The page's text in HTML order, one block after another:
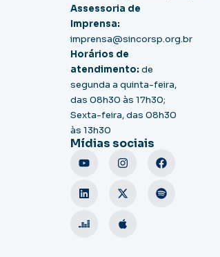
Assessoria de
Imprensa:
imprensa@sincorsp.org.br
Horários de
atendimento: de
segunda a quinta-feira,
das 08h30 às 17h30;
Sexta-feira, das 08h30
às 13h30
Mídias sociais